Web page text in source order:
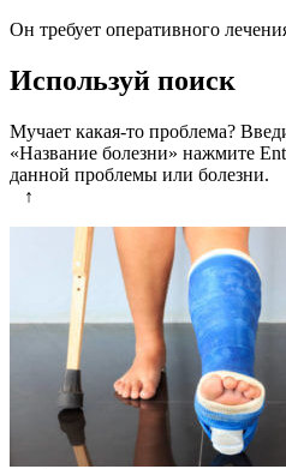
Он требует оперативного
Используй поиск
Мучает какая-то проблема?
«Название болезни» нажмите
данной проблемы или болезни.
↑